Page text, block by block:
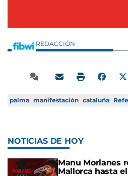
REDACCIÓN
palma manifestación cataluña
NOTICIAS DE HOY
Manu Morlanes
Mallorca hasta el